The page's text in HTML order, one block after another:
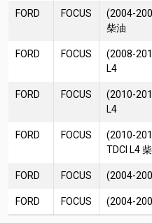
FORD FOCUS
(2004-
柴油
FORD FOCUS
(2008-
L4
FORD FOCUS
(2010-
L4
FORD FOCUS
(2010-
TDCI L4
FORD FOCUS (2004-
FORD FOCUS (2004-